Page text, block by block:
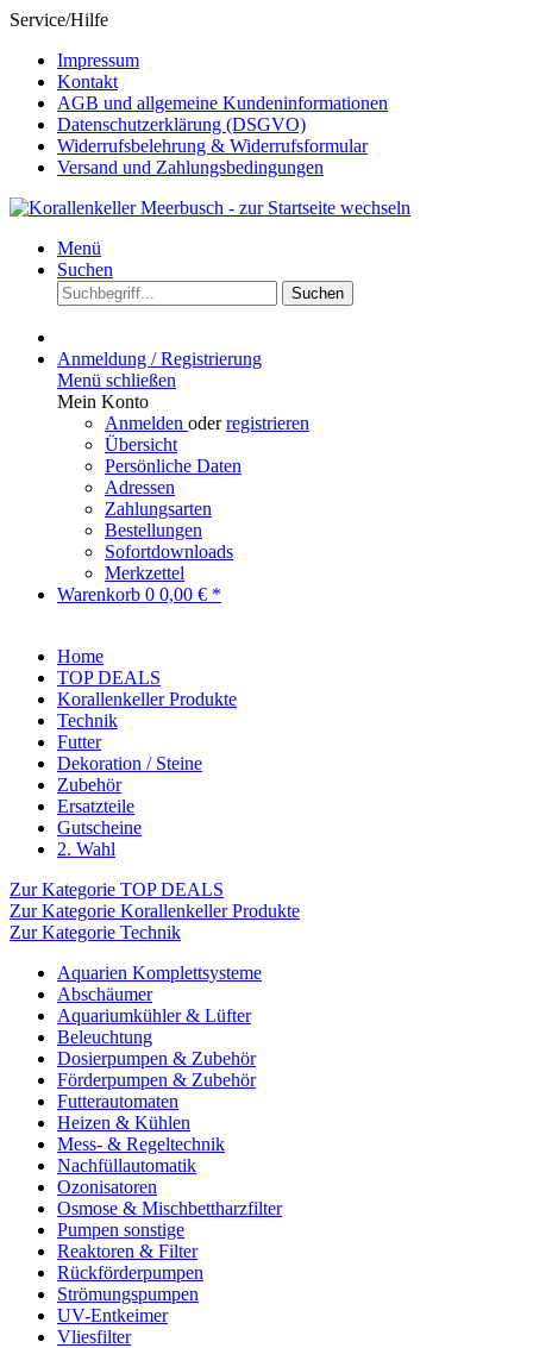
Service/Hilfe
Impressum
Kontakt
AGB und allgemeine Kundeninformationen
Datenschutzerklärung (DSGVO)
Widerrufsbelehrung & Widerrufsformular
Versand und Zahlungsbedingungen
Menü
Suchen
Suchen
Anmeldung / Registrierung
Menü schließen
Mein Konto
Anmelden oderregistrieren
Übersicht
Persönliche Daten
Adressen
Zahlungsarten
Bestellungen
Sofortdownloads
Merkzettel
Warenkorb 0 0,00 € *
Home
TOP DEALS
Korallenkeller Produkte
Technik
Futter
Dekoration / Steine
Zubehör
Ersatzteile
Gutscheine
2. Wahl
Zur Kategorie TOP DEALS
Zur Kategorie Korallenkeller Produkte
Zur Kategorie Technik
Aquarien Komplettsysteme
Abschäumer
Aquariumkühler & Lüfter
Beleuchtung
Dosierpumpen & Zubehör
Förderpumpen & Zubehör
Futterautomaten
Heizen & Kühlen
Mess- & Regeltechnik
Nachfüllautomatik
Ozonisatoren
Osmose & Mischbettharzfilter
Pumpen sonstige
Reaktoren & Filter
Rückförderpumpen
Strömungspumpen
UV-Entkeimer
Vliesfilter